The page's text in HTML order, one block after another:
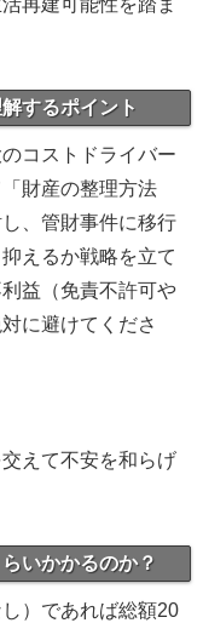
再建可能性を踏ま
するポイント
コストドライバー
財産の整理方法
、管財事件に移行
えるか戦略を立て
益（免責不許可や
に避けてくださ
えて不安を和らげ
いかかるのか？
）であれば総額20